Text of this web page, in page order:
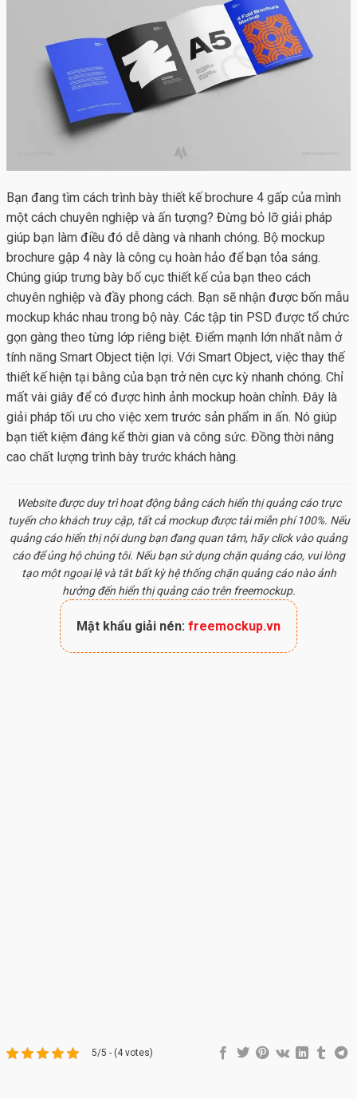
Bạn đang tìm cách trình bày thiết kế brochure 4 gấp của mình
một cách chuyên nghiệp và ấn tượng? Đừng bỏ lỡ giải pháp
giúp bạn làm điều đó dễ dàng và nhanh chóng. Bộ mockup
brochure gập 4 này là công cụ hoàn hảo để bạn tỏa sáng.
Chúng giúp trưng bày bố cục thiết kế của bạn theo cách
chuyên nghiệp và đầy phong cách. Bạn sẽ nhận được bốn mẫu
mockup khác nhau trong bộ này. Các tập tin PSD được tổ chức
gọn gàng theo từng lớp riêng biệt. Điểm mạnh lớn nhất nằm ở
tính năng Smart Object tiện lợi. Với Smart Object, việc thay thế
thiết kế hiện tại bằng của bạn trở nên cực kỳ nhanh chóng. Chỉ
mất vài giây để có được hình ảnh mockup hoàn chỉnh. Đây là
giải pháp tối ưu cho việc xem trước sản phẩm in ấn. Nó giúp
bạn tiết kiệm đáng kể thời gian và công sức. Đồng thời nâng
cao chất lượng trình bày trước khách hàng.
Website được duy trì hoạt động bằng cách hiển thị quảng cáo trực
tuyến cho khách truy cập, tất cả mockupđược tải miễn phí 100%. Nếu
quảng cáo hiển thị nội dung bạn đang quan tâm, hãy click vào quảng
cáo để ủng hộ chúng tôi. Nếu bạn sử dụng chặn quảng cáo, vui lòng
tạo một ngoại lệ và tắt bất kỳ hệ thống chặn quảng cáo nào ảnh
hưởng đến hiển thị quảng cáo trên freemockup.
Mật khẩu giải nén: freemockup.vn
5/5 - (4 votes)